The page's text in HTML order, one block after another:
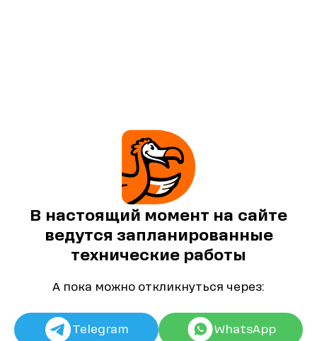
В настоящий момент на сайте
ведутся запланированные
технические работы
А пока можно откликнуться через:
Telegram WhatsApp